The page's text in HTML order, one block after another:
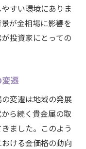
タイミング
略の立案
の傾向分析
方法
ックポイント
を徹底分析
相場の動向
引の未来
すい環境にありま
が金相場に影響を
投資家にとっての
遷
変遷は地域の発展
ら続く貴金属の取
ました。このよう
ける金価格の動向